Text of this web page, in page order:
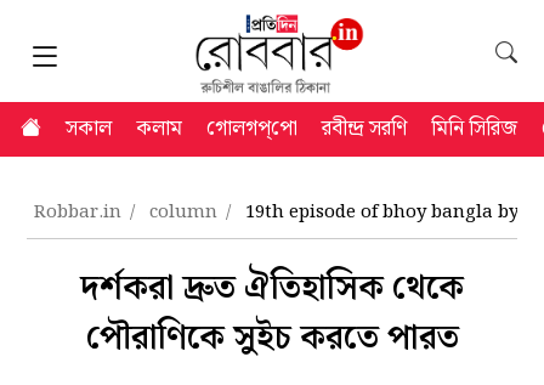
সকাল কলাম গোলগপ্‌পো রবীন্দ্র সরণি মিনি সিরিজ
Robbar.in column 19th episode of bhoy bangla by
দর্শকরা দ্রুত ঐতিহাসিক থেকে
পৌরাণিকে সুইচ করতে পারত